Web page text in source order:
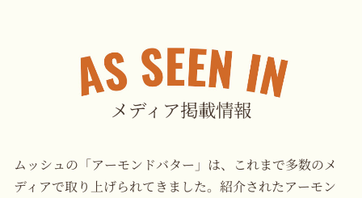
メディア掲載情報
ムッシュの「アーモンドバター」は、これまで多数のメ
ディアで取り上げられてきました。 紹介されたアーモン